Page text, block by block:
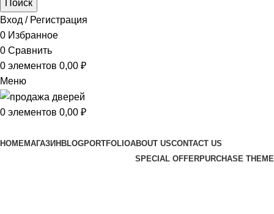
Поиск
Вход / Регистрация
0 Избранное
0 Сравнить
0 элементов 0,00 ₽
Меню
0 элементов 0,00 ₽
HOMEМАГАЗИН BLOGPORTFOLIOABOUT USCONTACT US
SPECIAL OFFERPURCHASE THEME